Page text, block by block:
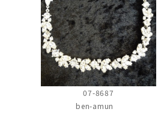
07-8687
ben-amun